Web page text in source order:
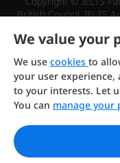
British Council, IELTS
Investors
Terms
We value your
We usecookiesto
your user
to your interests. Let
You can manage your